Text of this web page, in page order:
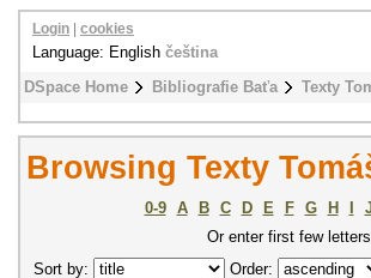
DSpace Home Bibliografie Baťa Texty
Login cookies
Language: English čeština
Browsing Texty
0-9 A B C D E F G H
Or enter first few
Sort by:
Order: